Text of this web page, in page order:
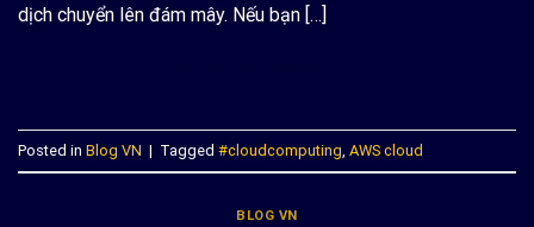
dịch chuyển lên đám mây. Nếu bạn […]
Posted in Blog VN | Tagged #cloudcomputing AWS cloud
BLOG VN